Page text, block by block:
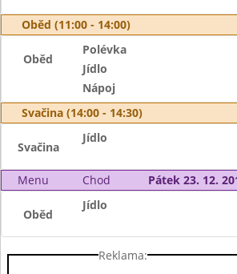
Oběd (11:00 - 14:00)
Oběd
Polévka
Jídlo
Nápoj
Svačina (14:00 - 14:30)
Svačina
Jídlo
Menu Chod Pátek 23. 12.
Oběd
Jídlo
Reklama: